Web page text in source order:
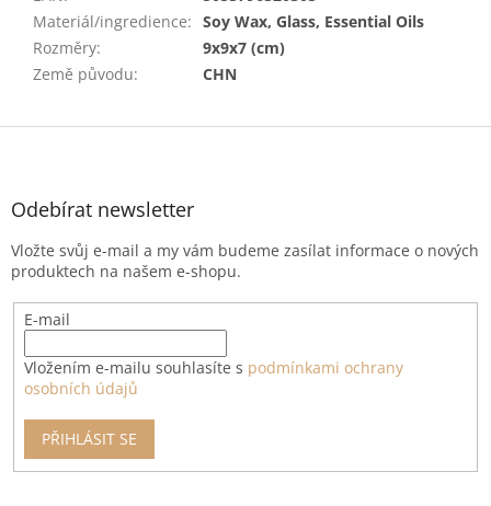
Materiál/ingredience: Soy Wax, Glass, Essential Oils
Rozměry:
9x9x7 (cm)
Země původu: CHN
Z
Odebírat newsletter
Vložte svůj e-mail a my vám budeme zasílat informace o nových
produktech na našem e-shopu.
E-mail
Vložením e-mailu souhlasíte s podmínkami ochrany
osobních údajů
PŘIHLÁSIT SE